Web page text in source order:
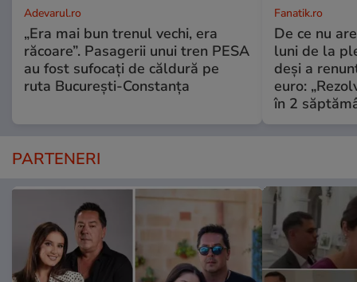
Adevarul.ro
„Era mai bun trenul vechi, era
răcoare”. Pasagerii unui tren PESA
au fost sufocați de căldură pe
ruta București-Constanța
Fanatik.ro
De ce nu
luni de la
deși a
euro:
în 2
PARTENERI